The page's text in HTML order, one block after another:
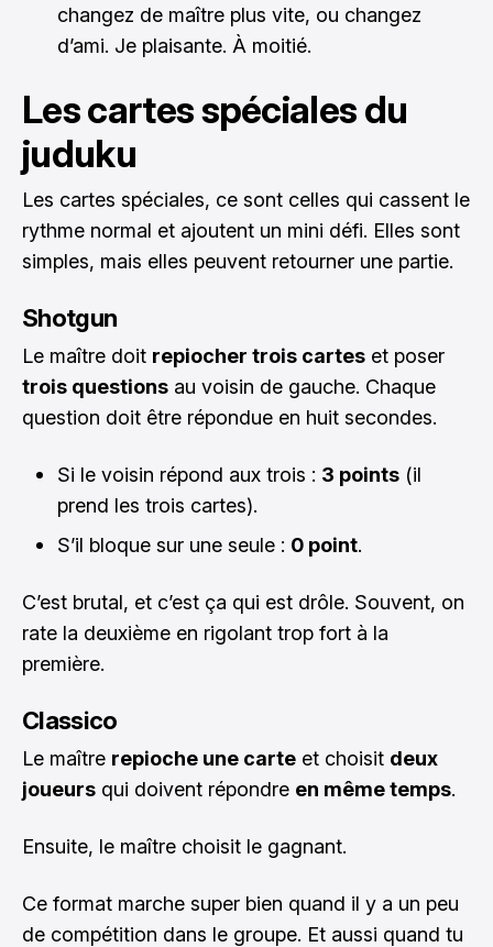
changez de maître plus vite, ou changez
d’ami. Je plaisante. À moitié.
Les cartes spéciales du
juduku
Les cartes spéciales, ce sont celles qui cassent le
rythme normal et ajoutent un mini défi. Elles sont
simples, mais elles peuvent retourner une partie.
Shotgun
Le maître doit repiocher trois cartes et poser
trois questions au voisin de gauche. Chaque
question doit être répondue en huit secondes.
Si le voisin répond aux trois : 3 points (il
prend les trois cartes).
S’il bloque sur une seule : 0 point.
C’est brutal, et c’est ça qui est drôle. Souvent, on
rate la deuxième en rigolant trop fort à la
première.
Classico
Le maître repioche une carte et choisit deux
joueurs qui doivent répondre en même temps.
Ensuite, le maître choisit le gagnant.
Ce format marche super bien quand il y a un peu
de compétition dans le groupe. Et aussi quand tu